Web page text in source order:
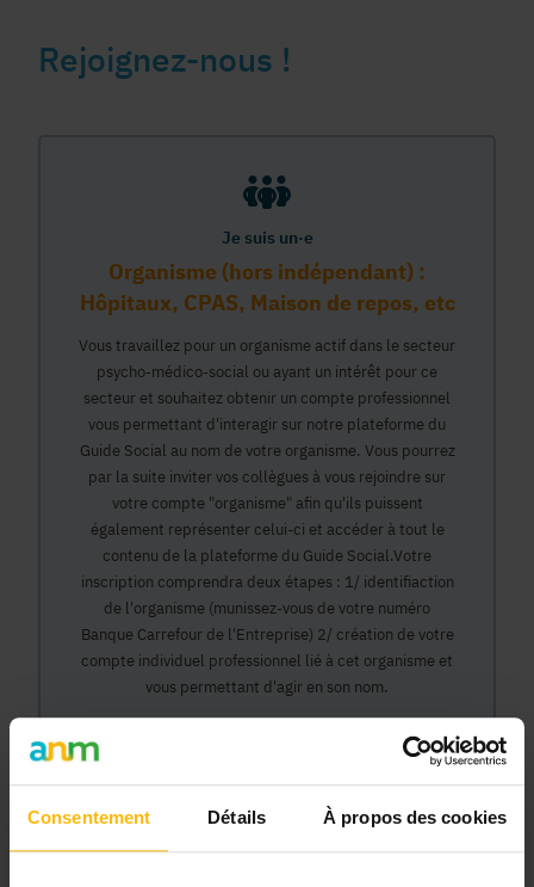
Consentement Détails À propos des cookies
Rejoignez-nous !
Je suis un·e
Organisme (hors indépendant) :
Hôpitaux, CPAS, Maison de repos, etc
Vous travaillez pour un organisme actif dans le secteur
psycho-médico-social ou ayant un intérêt pour ce
secteur et souhaitez obtenir un compte professionnel
vous permettant d'interagir sur notre plateforme du
Guide Social au nom de votre organisme. Vous pourrez
par la suite inviter vos collègues à vous rejoindre sur
votre compte "organisme" afin qu'ils puissent
également représenter celui-ci et accéder à tout le
contenu de la plateforme du Guide Social.Votre
inscription comprendra deux étapes : 1/ identifiaction
de l'organisme (munissez-vous de votre numéro
Banque Carrefour de l'Entreprise) 2/ création de votre
compte individuel professionnel lié à cet organisme et
vous permettant d'agir en son nom.